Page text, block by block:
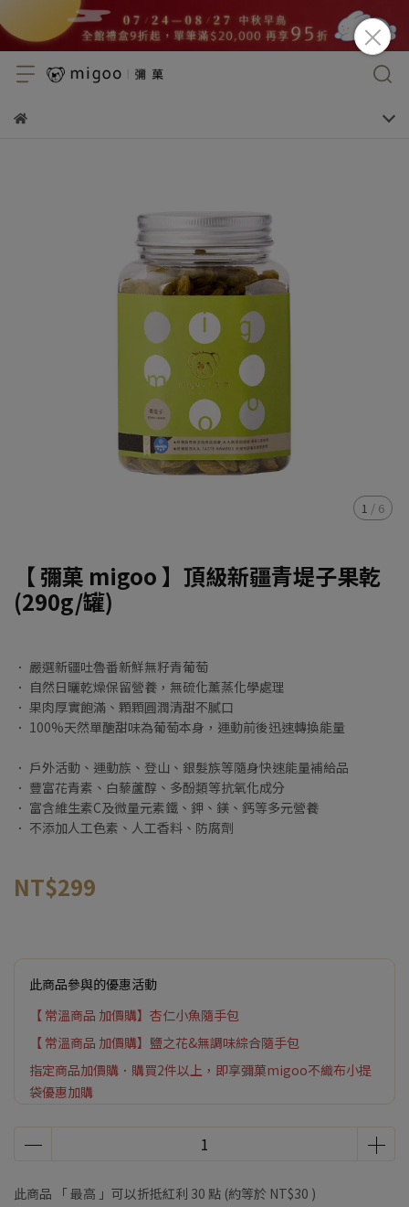
1 / 6
【 彌菓 migoo 】頂級新疆青堤子果乾
(290g/罐)
． 嚴選新疆吐魯番新鮮無籽青葡萄
． 自然日曬乾燥保留營養，無硫化薰蒸化學處理
． 果肉厚實飽滿、顆顆圓潤清甜不膩口
． 100%天然單醣甜味為葡萄本身，運動前後迅速轉換能量
． 戶外活動、運動族、登山、銀髮族等隨身快速能量補給品
． 豐富花青素、白藜蘆醇、多酚類等抗氧化成分
． 富含維生素C及微量元素鐵、鉀、鎂、鈣等多元營養
． 不添加人工色素、人工香料、防腐劑
NT$299
此商品參與的優惠活動
【 常溫商品 加價購】杏仁小魚隨手包
【 常溫商品 加價購】鹽之花&無調味綜合隨手包
指定商品加價購．購買2件以上，即享彌菓migoo不織布小提
袋優惠加購
此商品 「 最高 」可以折抵紅利 30 點 (約等於 NT$30 )